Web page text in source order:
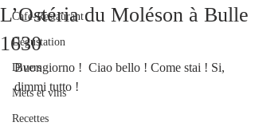
Café-Restaurant
Dégustation
Divers
Mets et vins
Recettes
L’Ostéria du Moléson à Bulle
1630
Buongiorno !  Ciao bello ! Come stai ! Si,
dimmi tutto !